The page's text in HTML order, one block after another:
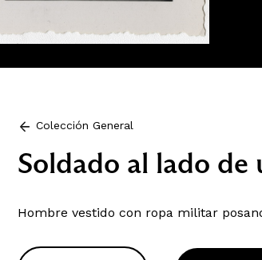
Colección General
Soldado al lado de
Hombre vestido con ropa militar